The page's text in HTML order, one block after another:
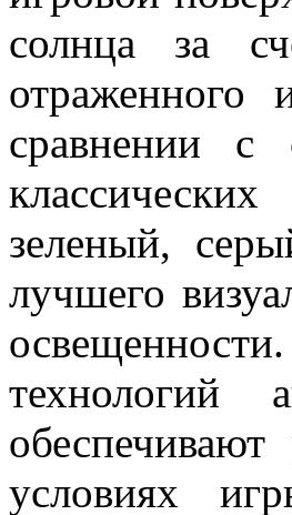
солнца за
отраженного
сравнении с
зеленый,
лучшего
технологий
условиях